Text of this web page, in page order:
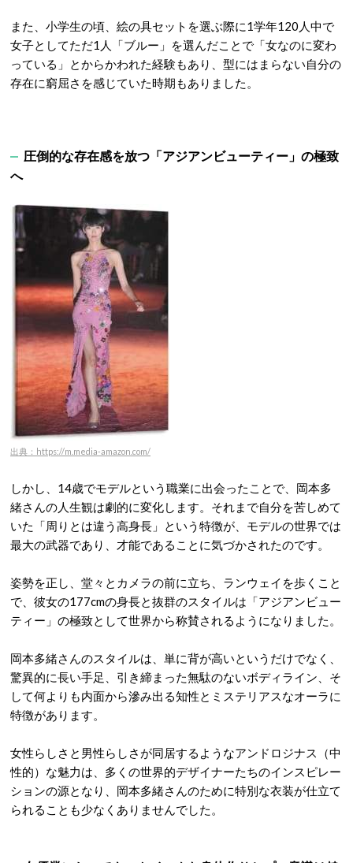
また、小学生の頃、絵の具セットを選ぶ際に1学年120人中で
女子としてただ1人「ブルー」を選んだことで「女なのに変わ
っている」とからかわれた経験もあり、型にはまらない自分の
存在に窮屈さを感じていた時期もありました 。
圧倒的な存在感を放つ「アジアンビューティー」の極致
へ
出典：https://m.media-amazon.com/
しかし、14歳でモデルという職業に出会ったことで、岡本多
緒さんの人生観は劇的に変化します。それまで自分を苦しめて
いた「周りとは違う高身長」という特徴が、モデルの世界では
最大の武器であり、才能であることに気づかされたのです。
姿勢を正し、堂々とカメラの前に立ち、ランウェイを歩くこと
で、彼女の177cmの身長と抜群のスタイルは「アジアンビュー
ティー」の極致として世界から称賛されるようになりました。
岡本多緒さんのスタイルは、単に背が高いというだけでなく、
驚異的に長い手足、引き締まった無駄のないボディライン、そ
して何よりも内面から滲み出る知性とミステリアスなオーラに
特徴があります。
女性らしさと男性らしさが同居するようなアンドロジナス（中
性的）な魅力は、多くの世界的デザイナーたちのインスピレー
ションの源となり、岡本多緒さんのために特別な衣装が仕立て
られることも少なくありませんでした。